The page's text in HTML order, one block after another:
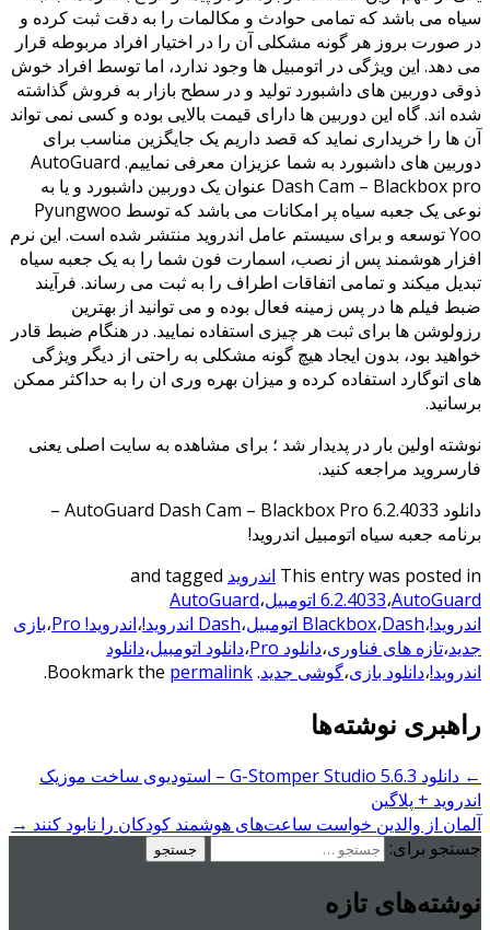
سیاه می باشد که تمامی حوادث و مکالمات را به دقت ثبت کرده و
در صورت بروز هر گونه مشکلی آن را در اختیار افراد مربوطه قرار
می دهد. این ویژگی در اتومبیل ها وجود ندارد، اما توسط افراد خوش
ذوقی دوربین های داشبورد تولید و در سطح بازار به فروش گذاشته
شده اند. گاه این دوربین ها دارای قیمت بالایی بوده و کسی نمی تواند
آن ها را خریداری نماید که قصد داریم یک جایگزین مناسب برای
دوربین های داشبورد به شما عزیزان معرفی نماییم. AutoGuard
Dash Cam – Blackbox pro عنوان یک دوربین داشبورد و یا به
نوعی یک جعبه سیاه پر امکانات می باشد که توسط Pyungwoo
Yoo توسعه و برای سیستم عامل اندروید منتشر شده است. این نرم
افزار هوشمند پس از نصب، اسمارت فون شما را به یک جعبه سیاه
تبدیل میکند و تمامی اتفاقات اطراف را به ثبت می رساند. فرآیند
ضبط فیلم ها در پس زمینه فعال بوده و می توانید از بهترین
رزولوشن ها برای ثبت هر چیزی استفاده نمایید. در هنگام ضبط قادر
خواهید بود، بدون ایجاد هیچ گونه مشکلی به راحتی از دیگر ویژگی
های اتوگارد استفاده کرده و میزان بهره وری ان را به حداکثر ممکن
برسانید.
نوشته اولین بار در پدیدار شد ؛ برای مشاهده به سایت اصلی یعنی
فارسروید مراجعه کنید.
دانلود AutoGuard Dash Cam – Blackbox Pro 6.2.4033 –
برنامه جعبه سیاه اتومبیل اندروید!
This entry was posted in اندروید
6.2.4033،AutoGuard اتومبیل ،AutoGuard
اندروید!، Blackbox،Dash اتومبیل ،Dash اندروید! ،اندروید! Pro ،بازی
جدید،تازه های فناوری،دانلود Pro ،دانلود اتومبیل،دانلود
اندروید!،دانلود بازی،گوشی جدید. Bookmark the
permalink
.
راهبری نوشته‌ها
←
دانلود G-Stomper Studio 5.6.3 – استودیوی ساخت موزیک
اندروید + پلاگین
آلمان از والدین خواست ساعت‌های هوشمند کودکان را نابود کنند →
جستجو برای:
نوشته‌های تازه